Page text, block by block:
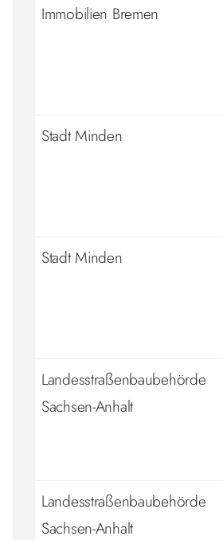
Immobilien Bremen
Stadt Minden
Stadt Minden
Landesstraßenbaubehörde
Sachsen-Anhalt
Landesstraßenbaubehörde
Sachsen-Anhalt